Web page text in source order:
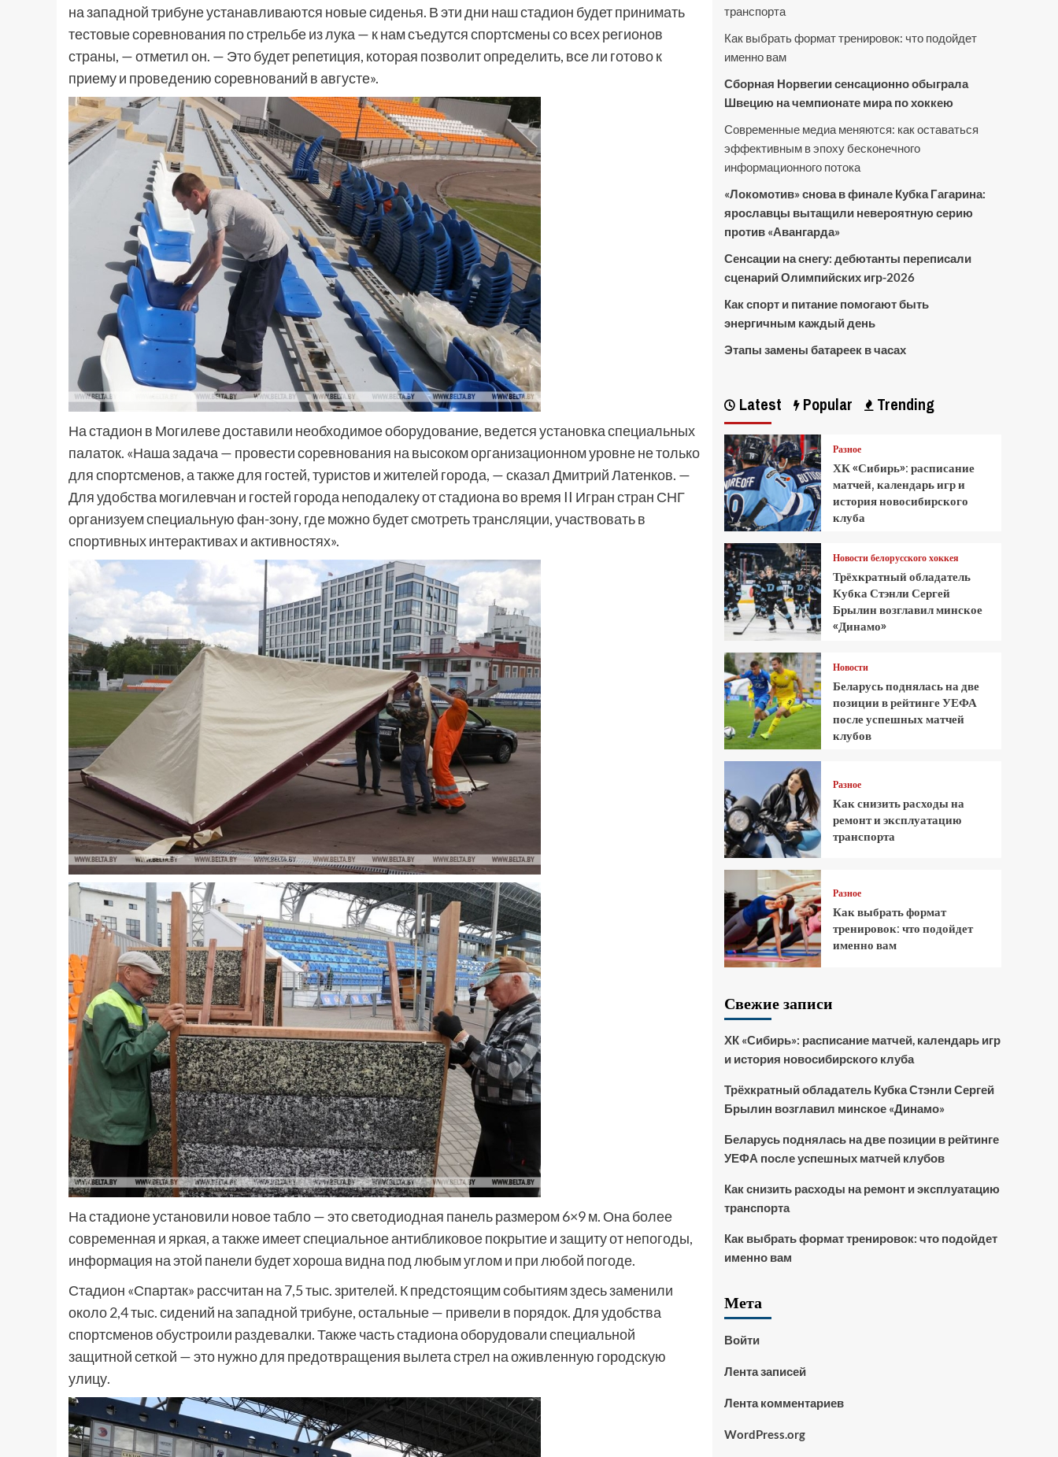
на западной трибуне устанавливаются новые сиденья. В эти дни наш стадион будет принимать
тестовые соревнования по стрельбе из лука — к нам съедутся спортсмены со всех регионов
страны, — отметил он. — Это будет репетиция, которая позволит определить, все ли готово к
приему и проведению соревнований в августе».
На стадион в Могилеве доставили необходимое оборудование, ведется установка специальных
палаток. «Наша задача — провести соревнования на высоком организационном уровне не только
для спортсменов, а также для гостей, туристов и жителей города, — сказал Дмитрий Латенков. —
Для удобства могилевчан и гостей города неподалеку от стадиона во время II Игран стран СНГ
организуем специальную фан-зону, где можно будет смотреть трансляции, участвовать в
спортивных интерактивах и активностях».
На стадионе установили новое табло — это светодиодная панель размером 6×9 м. Она более
современная и яркая, а также имеет специальное антибликовое покрытие и защиту от непогоды,
информация на этой панели будет хороша видна под любым углом и при любой погоде.
Стадион «Спартак» рассчитан на 7,5 тыс. зрителей. К предстоящим событиям здесь заменили
около 2,4 тыс. сидений на западной трибуне, остальные — привели в порядок. Для удобства
спортсменов обустроили раздевалки. Также часть стадиона оборудовали специальной
защитной сеткой — это нужно для предотвращения вылета стрел на оживленную городскую
улицу.
транспорта
Как выбрать формат тренировок: что подойдет
именно вам
Сборная Норвегии сенсационно обыграла
Швецию на чемпионате мира по хоккею
Современные медиа меняются: как оставаться
эффективным в эпоху бесконечного
информационного потока
«Локомотив» снова в финале Кубка Гагарина:
ярославцы вытащили невероятную серию
против «Авангарда»
Сенсации на снегу: дебютанты переписали
сценарий Олимпийских игр-2026
Как спорт и питание помогают быть
энергичным каждый день
Этапы замены батареек в часах
Latest Popular Trending
Разное
ХК «Сибирь»: расписание
матчей, календарь игр и
история новосибирского
клуба
Новости белорусского хоккея
Трёхкратный обладатель
Кубка Стэнли Сергей
Брылин возглавил минское
«Динамо»
Новости
Беларусь поднялась на две
позиции в рейтинге УЕФА
после успешных матчей
клубов
Разное
Как снизить расходы на
ремонт и эксплуатацию
транспорта
Разное
Как выбрать формат
тренировок: что подойдет
именно вам
Свежие записи
ХК «Сибирь»: расписание матчей, календарь игр
и история новосибирского клуба
Трёхкратный обладатель Кубка Стэнли Сергей
Брылин возглавил минское «Динамо»
Беларусь поднялась на две позиции в рейтинге
УЕФА после успешных матчей клубов
Как снизить расходы на ремонт и эксплуатацию
транспорта
Как выбрать формат тренировок: что подойдет
именно вам
Мета
Войти
Лента записей
Лента комментариев
WordPress.org